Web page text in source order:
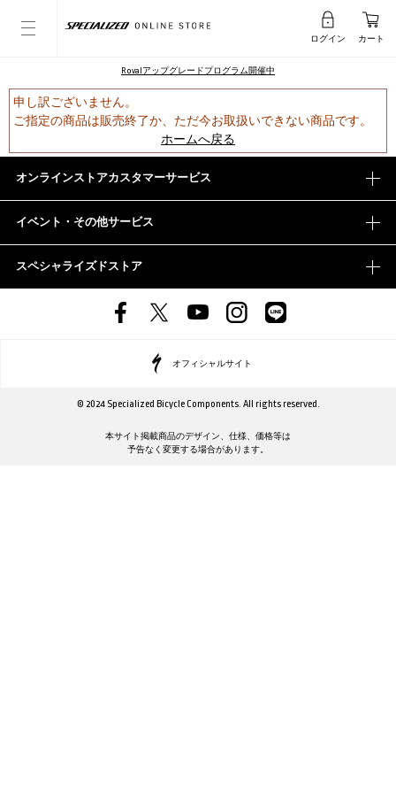
ログイン カート
Rovalアップグレードプログラム開催中
申し訳ございません。
ご指定の商品は販売終了か、ただ今お取扱いできない商品です。
ホームへ戻る
オンラインストアカスタマーサービス
イベント・その他サービス
スペシャライズドストア
オフィシャルサイト
© 2024 Specialized Bicycle Components. All rights reserved.
本サイト掲載商品のデザイン、仕様、価格等は
予告なく変更する場合があります。